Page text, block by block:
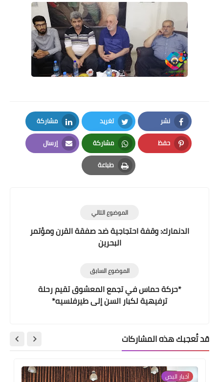
نشر
Facebook
تغريد
Twitter
مشاركة
LinkedIn
حفظ
Pinterest
مشاركة
Whatsapp
إرسال
Email
طباعة
Print
الموضوع التالي
الدنمارك: وقفة احتجاجية ضد صفقة القرن ومؤتمر
البحرين
الموضوع السابق
*حركة حماس في تجمع المعشوق تقيم رحلة
ترفيهية لكبار السن إلى طيرفلسيه*
قد تُعجبك هذه المشاركات
أخبار البص